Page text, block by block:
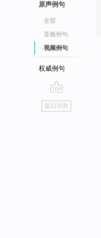
原声例句
全部
音频例句
视频例句
权威例句
go
top
返回词典